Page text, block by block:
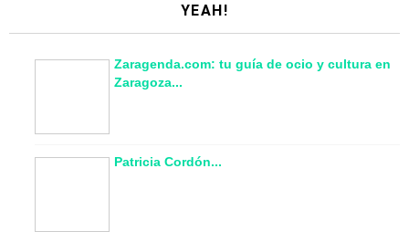
YEAH!
Zaragenda.com: tu guía de ocio y cultura en
Zaragoza...
Patricia Cordón...